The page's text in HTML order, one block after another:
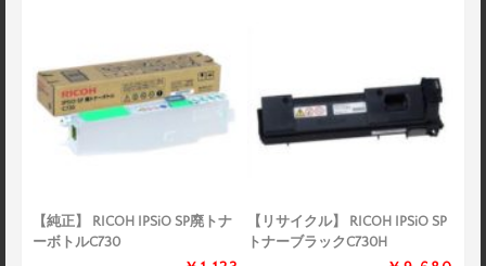
【純正】 RICOH IPSiO SP廃トナ
ーボトルC730
【リサイクル】 RICOH IPSiO SP
トナーブラックC730H